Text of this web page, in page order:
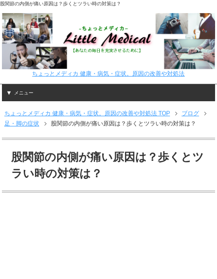
股関節の内側が痛い原因は？歩くとツラい時の対策は？
ちょっとメディカ 健康・病気・症状。原因の改善や対処法
メニュー
ちょっとメディカ 健康・病気・症状。原因の改善や対処法 TOP
ブログ
足・脚の症状
股関節の内側が痛い原因は？歩くとツラい時の対策は？
股関節の内側が痛い原因は？歩くとツ
ラい時の対策は？